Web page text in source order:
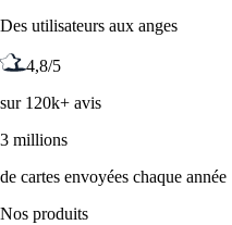
Des utilisateurs aux anges
4,8/5
sur 120k+ avis
3 millions
de cartes envoyées chaque année
Nos produits